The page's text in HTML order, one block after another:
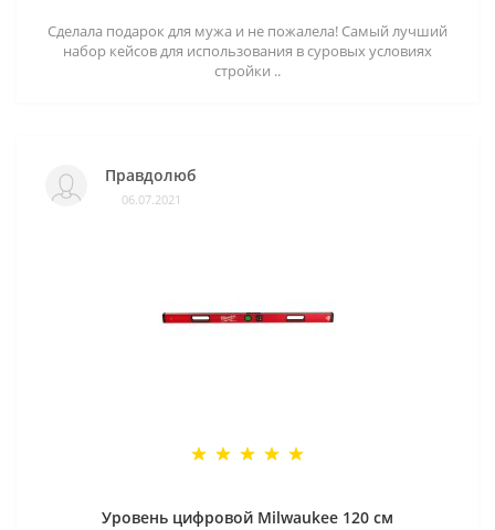
Сделала подарок для мужа и не пожалела! Самый лучший
набор кейсов для использования в суровых условиях
стройки ..
Правдолюб
06.07.2021
Уровень цифровой Milwaukee 120 см